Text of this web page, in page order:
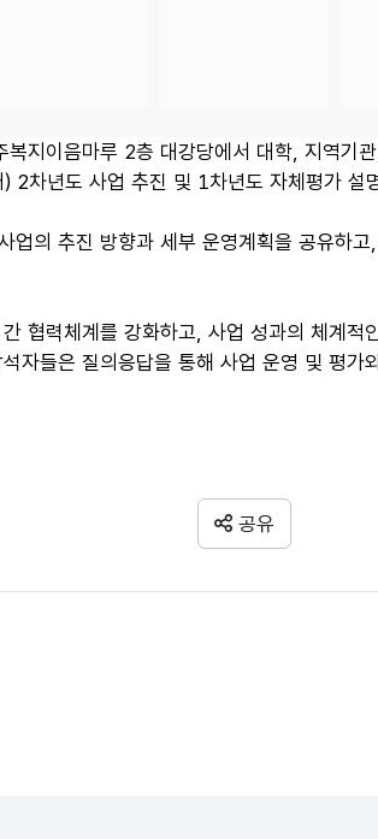
지이음마루 2층 대강당에서 대학, 지역기
2차년도 사업 추진 및 1차년도 자체평가 설
의 추진 방향과 세부 운영계획을 공유하
협력체계를 강화하고, 사업 성과의 체계적
자들은 질의응답을 통해 사업 운영 및 평가
공유